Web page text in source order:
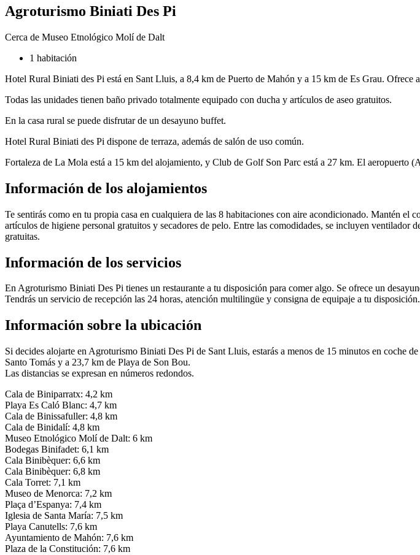
Agroturismo Biniati Des Pi
Cerca de Museo Etnológico Molí de Dalt
1 habitación
Hotel Rural Biniati des Pi está en Sant Lluis, a 8,4 km de Puerto de Mahón y a 15 km de Es Grau.
Todas las unidades tienen baño privado totalmente equipado con ducha y artículos de aseo gratuitos.
En la casa rural se puede disfrutar de un desayuno buffet.
Hotel Rural Biniati des Pi dispone de terraza, además de salón de uso común.
Fortaleza de La Mola está a 15 km del alojamiento, y Club de Golf Son Parc está a 27 km. El aeropuerto
Información de los alojamientos
Te sentirás como en tu propia casa en cualquiera de las 8 habitaciones con aire acondicionado. Mantén
artículos de higiene personal gratuitos y secadores de pelo. Entre las comodidades, se incluyen
gratuitas.
Información de los servicios
En Agroturismo Biniati Des Pi tienes un restaurante a tu disposición para comer algo. Se ofrece un
Tendrás un servicio de recepción las 24 horas, atención multilingüe y consigna de equipaje a tu
Información sobre la ubicación
Si decides alojarte en Agroturismo Biniati Des Pi de Sant Lluis, estarás a menos de 15 minutos en coche
Santo Tomás y a 23,7 km de Playa de Son Bou.
Las distancias se expresan en números redondos.
Cala de Biniparratx: 4,2 km
Playa Es Caló Blanc: 4,7 km
Cala de Binissafuller: 4,8 km
Cala de Binidalí: 4,8 km
Museo Etnológico Molí de Dalt: 6 km
Bodegas Binifadet: 6,1 km
Cala Binibèquer: 6,6 km
Cala Binibèquer: 6,8 km
Cala Torret: 7,1 km
Museo de Menorca: 7,2 km
Plaça d’Espanya: 7,4 km
Iglesia de Santa María: 7,5 km
Playa Canutells: 7,6 km
Ayuntamiento de Mahón: 7,6 km
Plaza de la Constitución: 7,6 km